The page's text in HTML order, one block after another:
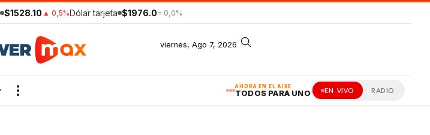
$1528.10 ▲ 0,5%Dólar tarjeta $1976.0 = 0,0%
viernes, Ago 7, 2026
AHORA EN EL AIRE
TODOS PARA UNO EN VIVO RADIO